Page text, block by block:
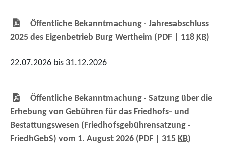
Öffentliche Bekanntmachung - Jahresabschluss
2025 des Eigenbetrieb Burg Wertheim (PDF | 118 KB)
22.07.2026 bis 31.12.2026
Öffentliche Bekanntmachung - Satzung über die
Erhebung von Gebühren für das Friedhofs- und
Bestattungswesen (Friedhofsgebührensatzung -
FriedhGebS) vom 1. August 2026 (PDF | 315 KB)